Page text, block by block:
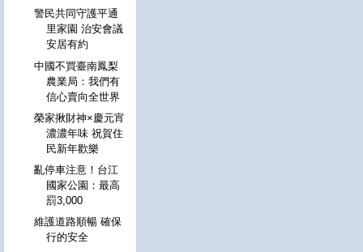
警民共同守護平通
里家園 治安會議
安居有約
中國不買臺南鳳梨
農業局：我們有
信心賣向全世界
榮家揪財神×慶元宵
濃濃年味 祝賀住
民新年歡樂
亂停車注意！台江
國家公園：最高
罰3,000
維護道路順暢 確保
行的安全